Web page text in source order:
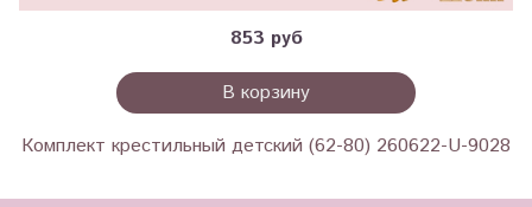
853 руб
В корзину
Комплект крестильный детский (62-80) 260622-U-9028